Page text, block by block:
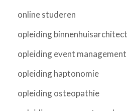
online studeren
opleiding binnenhuisarchitect
opleiding event management
opleiding haptonomie
opleiding osteopathie